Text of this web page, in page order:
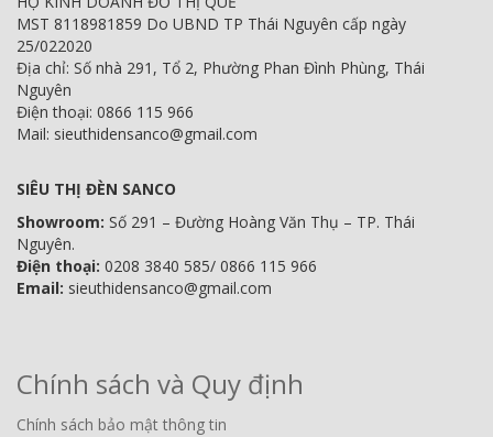
MST 8118981859 Do UBND TP Thái Nguyên cấp ngày
25/022020
Địa chỉ: Số nhà 291, Tổ 2, Phường Phan Đình Phùng, Thái
Nguyên
Điện thoại: 0866 115 966
Mail: sieuthidensanco@gmail.com
SIÊU THỊ ĐÈN SANCO
Showroom: Số 291 – Đường Hoàng Văn Thụ – TP. Thái
Nguyên.
Điện thoại: 0208 3840 585/ 0866 115 966
Email: sieuthidensanco@gmail.com
Chính sách và Quy định
Chính sách bảo mật thông tin